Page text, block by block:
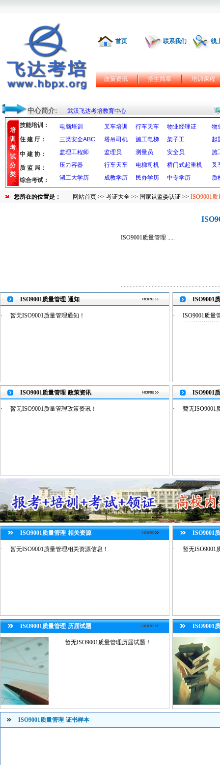
首页 联系我们 线
政策资讯 招生简章 培训课程
中心简介: 武汉飞达考培教育中心
培
训
考
试
分
类
技能培训： 电脑培训 叉车培训 行车天车 物业经理证
物
三类安全ABC
塔吊司机 施工电梯 架子工
起
监理工程师
监理员 测量员 安全员
施
压力容器
行车天车 电梯司机 桥门式起重机
叉
湖工大学历
成教学历 民办学历 中专学历 质
住 建 厅：
中 建 协：
质 监 局：
综合考试：
您所在的位置是： 网站首页 >> 考证大全 >> 国家认监委认证 >> ISO9001质
ISO9001质量管理 .....
ISO9001质量管理 通知
· 暂无ISO9001质量管理通知！
ISO9001
· ISO9001质量
ISO9001质量管理 政策资讯
· 暂无ISO9001质量管理政策资讯！
ISO9001
· 暂无ISO9001
ISO9001质量管理 相关资源
· 暂无ISO9001质量管理相关资源信息！
ISO9001
· 暂无ISO9001
ISO9001质量管理 历届试题
· 暂无ISO9001质量管理历届试题！
ISO9001
ISO9001质量管理 证书样本